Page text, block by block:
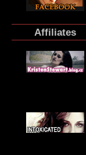
Affiliates